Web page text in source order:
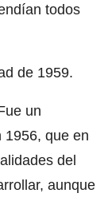
todos
de 1959.
un
1956, que en
del
aunque